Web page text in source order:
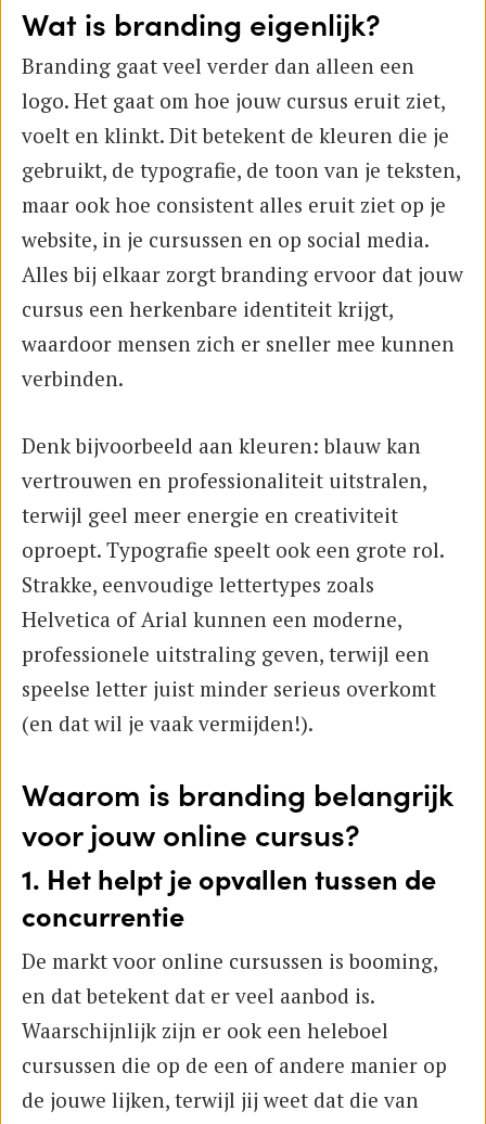
Wat is branding eigenlijk?
Branding gaat veel verder dan alleen een
logo. Het gaat om hoe jouw cursus eruit ziet,
voelt en klinkt. Dit betekent de kleuren die je
gebruikt, de typografie, de toon van je teksten,
maar ook hoe consistent alles eruit ziet op je
website, in je cursussen en op social media.
Alles bij elkaar zorgt branding ervoor dat jouw
cursus een herkenbare identiteit krijgt,
waardoor mensen zich er sneller mee kunnen
verbinden.
Denk bijvoorbeeld aan kleuren: blauw kan
vertrouwen en professionaliteit uitstralen,
terwijl geel meer energie en creativiteit
oproept. Typografie speelt ook een grote rol.
Strakke, eenvoudige lettertypes zoals
Helvetica of Arial kunnen een moderne,
professionele uitstraling geven, terwijl een
speelse letter juist minder serieus overkomt
(en dat wil je vaak vermijden!).
Waarom is branding belangrijk
voor jouw online cursus?
1. Het helpt je opvallen tussen de
concurrentie
De markt voor online cursussen is booming,
en dat betekent dat er veel aanbod is.
Waarschijnlijk zijn er ook een heleboel
cursussen die op de een of andere manier op
de jouwe lijken, terwijl jij weet dat die van